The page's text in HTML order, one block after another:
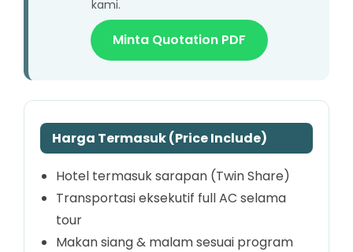
kami.
Minta Quotation PDF
Harga Termasuk (Price Include)
Hotel termasuk sarapan (Twin Share)
Transportasi eksekutif full AC selama
tour
Makan siang & malam sesuai program